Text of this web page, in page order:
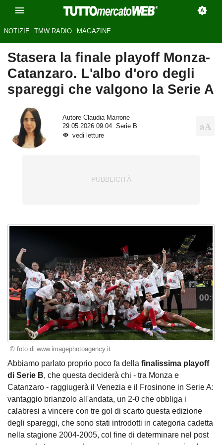
NOTIZIE TMW RADIO MAGAZINE
Stasera la finale playoff Monza-
Catanzaro. L'albo d'oro degli
spareggi che valgono la Serie A
Autore Claudia Marrone
29.05.2026 09:04
Serie B
vedi letture
© foto di www.imagephotoagency.it
Abbiamo parlato proprio poco fa della finalissima playoff
di Serie B, che questa deciderà chi - tra Monza e
Catanzaro - raggiugerà il Venezia e il Frosinone in Serie A:
vantaggio brianzolo all'andata, un 2-0 che obbliga i
calabresi a vincere con tre gol di scarto questa edizione
degli spareggi, che sono stati introdotti in categoria cadetta
nella stagione 2004-2005, col fine di determinare nel post